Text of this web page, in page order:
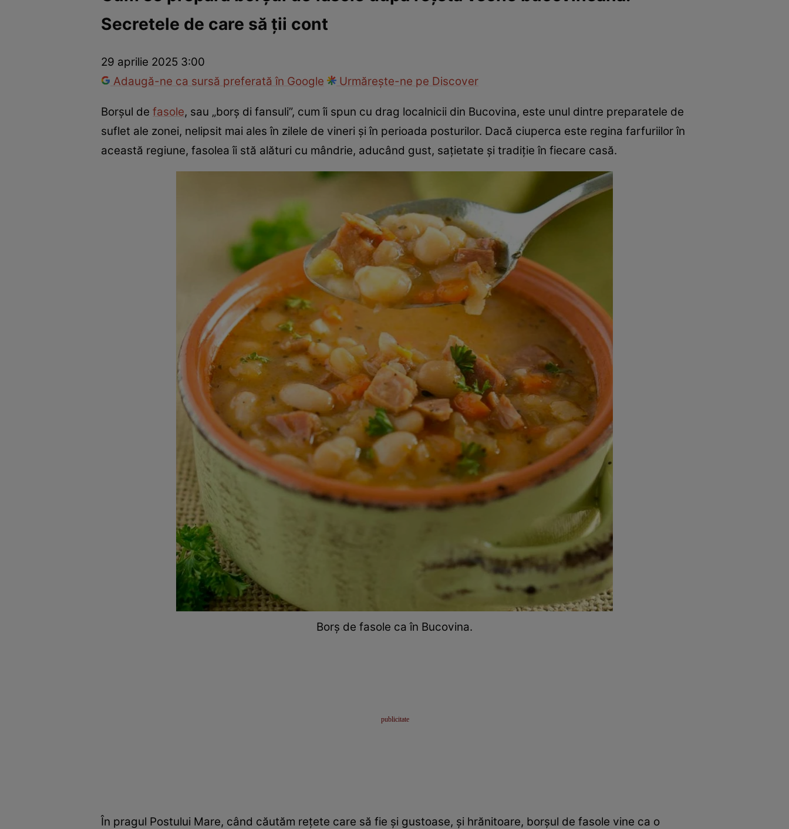
Dragoste și SexEvenimente HoroscopRețete culinare
Secretele de care să ții cont
29 aprilie 2025 3:00
Adaugă-ne ca sursă preferată în Google
Urmărește-ne pe Discover
Borșul de fasole, sau „borș di fansuli”, cum îi spun cu drag localnicii din Bucovina, este unul dintre preparatele de
suflet ale zonei, nelipsit mai ales în zilele de vineri și în perioada posturilor. Dacă ciuperca este regina farfuriilor în
această regiune, fasolea îi stă alături cu mândrie, aducând gust, sațietate și tradiție în fiecare casă.
Borș de fasole ca în Bucovina.
În pragul Postului Mare, când căutăm rețete care să fie și gustoase, și hrănitoare, borșul de fasole vine ca o